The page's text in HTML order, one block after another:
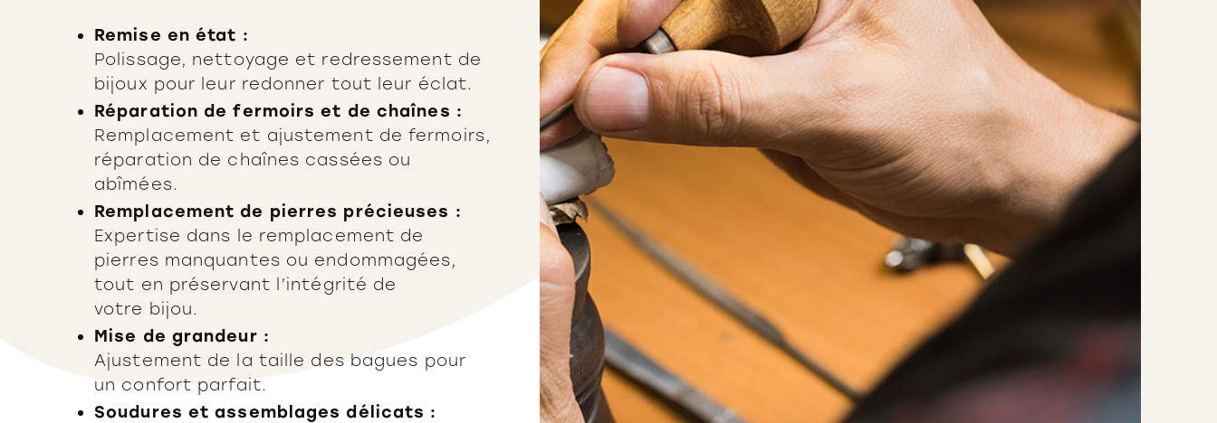
Remise en état :
Polissage, nettoyage et redressement de
bijoux pour leur redonner tout leur éclat.
Réparation de fermoirs et de chaînes :
Remplacement et ajustement de fermoirs,
réparation de chaînes cassées ou
abîmées.
Remplacement de pierres précieuses :
Expertise dans le remplacement de
pierres manquantes ou endommagées,
tout en préservant l’intégrité de
votre bijou.
Mise de grandeur :
Ajustement de la taille des bagues pour
un confort parfait.
Soudures et assemblages délicats :